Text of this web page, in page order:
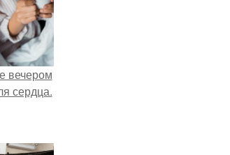
вечером
сердца.